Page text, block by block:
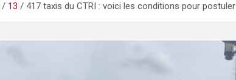
13 417 taxis du CTRI : voici les conditions pour postuler